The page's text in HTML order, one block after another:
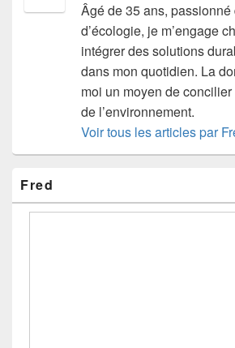
Âgé de 35 ans,
d’écologie, je m’engage
intégrer des solutions
dans mon quotidien. La
moi un moyen de
de l’environnement.
Voir tous les articles par
principale
de
Fred